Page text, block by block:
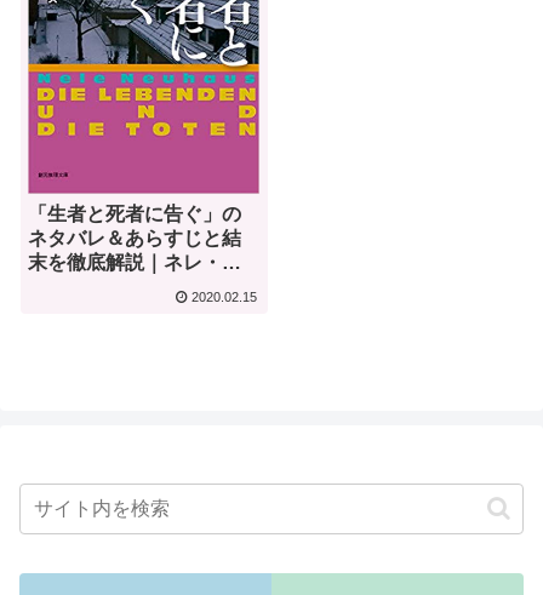
「生者と死者に告ぐ」の
ネタバレ＆あらすじと結
末を徹底解説｜ネレ・ノ
2020.02.15